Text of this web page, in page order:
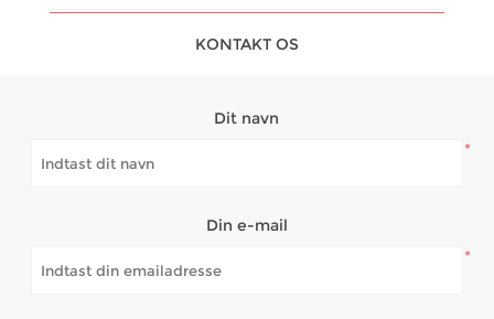
KONTAKT OS
Dit navn
*
Din e-mail
*